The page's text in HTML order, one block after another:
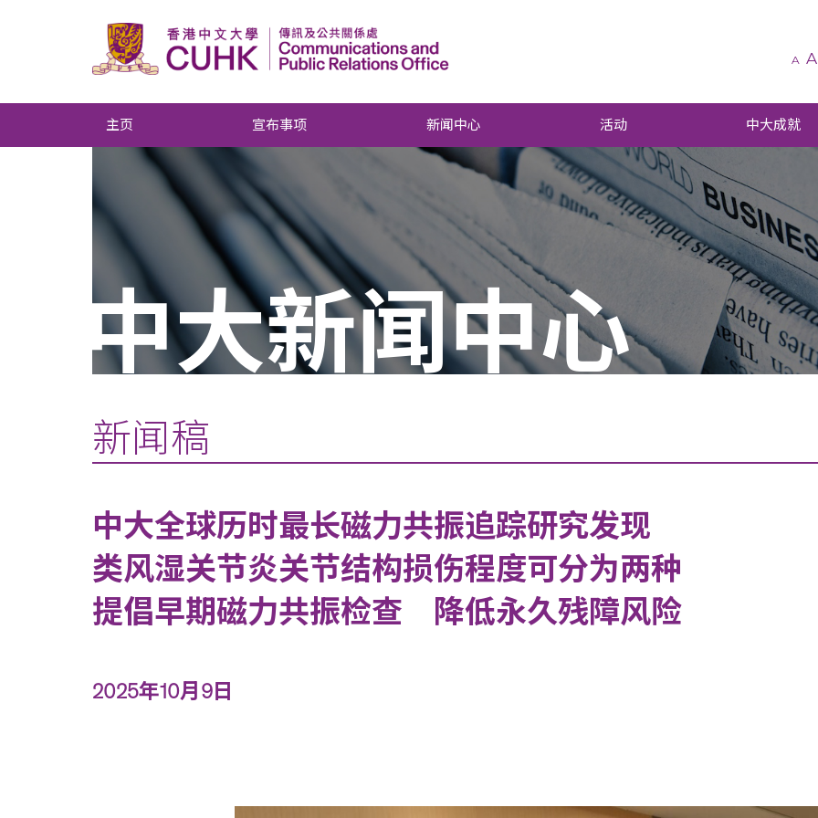
A A
主页 宣布事项 新闻中心 活动 中大成就
中大新闻中心
新闻稿
中大全球历时最长磁力共振追踪研究发现
类风湿关节炎关节结构损伤程度可分为两种
提倡早期磁力共振检查 降低永久残障风险
2025年10月9日